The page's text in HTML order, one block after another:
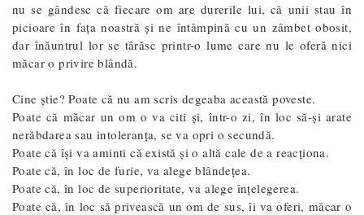
nu se gândesc că fiecare om are durerile lui, că unii stau în
picioare în fața noastră și ne întâmpină cu un zâmbet obosit,
dar înăuntrul lor se târăsc printr-o lume care nu le oferă nici
măcar o privire blândă.
Cine știe? Poate că nu am scris degeaba această poveste.
Poate că măcar un om o va citi și, într-o zi, în loc să-și arate
nerăbdarea sau intoleranța, se va opri o secundă.
Poate că își va aminti că există și o altă cale de a reacționa.
Poate că, în loc de furie, va alege blândețea.
Poate că, în loc de superioritate, va alege înțelegerea.
Poate că, în loc să privească un om de sus, îi va oferi, măcar o